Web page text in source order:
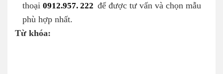
thoại 0912.957. 222 để được tư vấn và chọn mẫu
phù hợp nhất.
Từ khóa: